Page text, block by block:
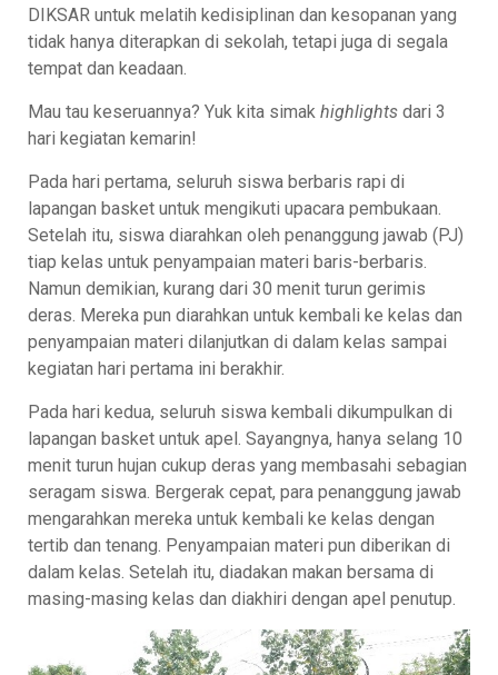
DIKSAR untuk melatih kedisiplinan dan kesopanan yang
tidak hanya diterapkan di sekolah, tetapi juga di segala
tempat dan keadaan.
Mau tau keseruannya? Yuk kita simak highlights dari 3
hari kegiatan kemarin!
Pada hari pertama, seluruh siswa berbaris rapi di
lapangan basket untuk mengikuti upacara pembukaan.
Setelah itu, siswa diarahkan oleh penanggung jawab (PJ)
tiap kelas untuk penyampaian materi baris-berbaris.
Namun demikian, kurang dari 30 menit turun gerimis
deras. Mereka pun diarahkan untuk kembali ke kelas dan
penyampaian materi dilanjutkan di dalam kelas sampai
kegiatan hari pertama ini berakhir.
Pada hari kedua, seluruh siswa kembali dikumpulkan di
lapangan basket untuk apel. Sayangnya, hanya selang 10
menit turun hujan cukup deras yang membasahi sebagian
seragam siswa. Bergerak cepat, para penanggung jawab
mengarahkan mereka untuk kembali ke kelas dengan
tertib dan tenang. Penyampaian materi pun diberikan di
dalam kelas. Setelah itu, diadakan makan bersama di
masing-masing kelas dan diakhiri dengan apel penutup.